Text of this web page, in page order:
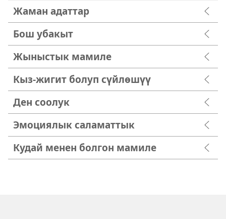
Жаман адаттар
Бош убакыт
Жыныстык мамиле
Кыз-жигит болуп сүйлөшүү
Ден соолук
Эмоциялык саламаттык
Кудай менен болгон мамиле